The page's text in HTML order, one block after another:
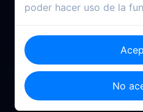
poder hacer uso de la
No